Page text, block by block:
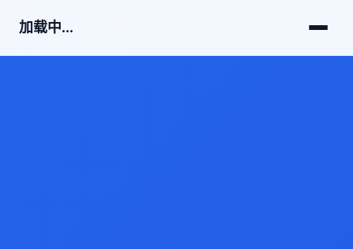
加载中...